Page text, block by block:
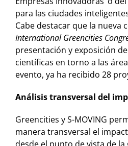
para las ciudades
Cabe destacar que la nueva
International Greencities
presentación y exposición
científicas en torno a las
evento, ya ha recibido 28
Análisis transversal del
Greencities y S-MOVING
manera transversal el